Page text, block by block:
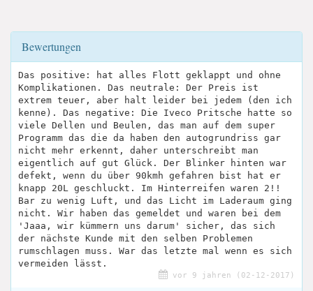
Bewertungen
Das positive: hat alles Flott geklappt und ohne
Komplikationen. Das neutrale: Der Preis ist
extrem teuer, aber halt leider bei jedem (den ich
kenne). Das negative: Die Iveco Pritsche hatte so
viele Dellen und Beulen, das man auf dem super
Programm das die da haben den autogrundriss gar
nicht mehr erkennt, daher unterschreibt man
eigentlich auf gut Glück. Der Blinker hinten war
defekt, wenn du über 90kmh gefahren bist hat er
knapp 20L geschluckt. Im Hinterreifen waren 2!!
Bar zu wenig Luft, und das Licht im Laderaum ging
nicht. Wir haben das gemeldet und waren bei dem
'Jaaa, wir kümmern uns darum' sicher, das sich
der nächste Kunde mit den selben Problemen
rumschlagen muss. War das letzte mal wenn es sich
vermeiden lässt.
vor 9 jahren (02-12-2017)